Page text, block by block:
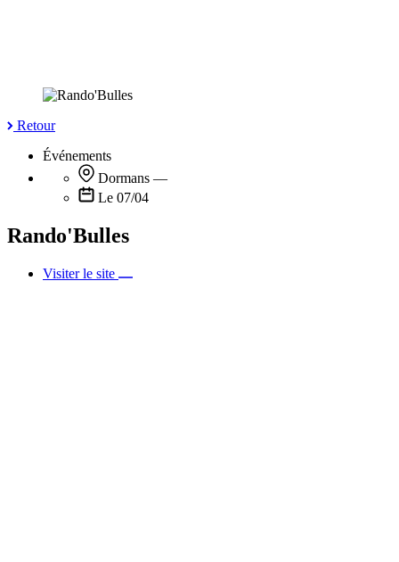
Retour
Événements
Dormans —
Le 07/04
Rando'Bulles
Visiter le site